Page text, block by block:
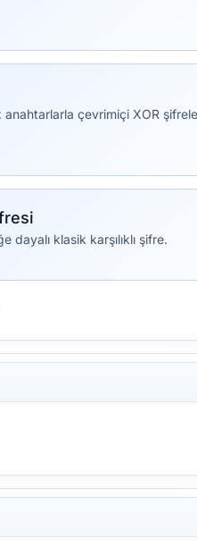
çevrimiçi XOR
dayalı klasik karşılıklı şifre.